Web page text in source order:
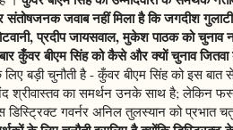
संतोषजनक जवाब नहीं मिला है कि जगदीश
प्रदीप जायसवाल, मुकेश पाठक को चुनाव
कुँवर बीएम सिंह को कैसे और क्यों चुनाव जितवा
बड़ी चुनौती है - कुँवर बीएम सिंह को इस बात
श्रीवास्तव का समर्थन उनके साथ है; लेकिन
गवर्नर अनिल तुलस्यान को प्रभात